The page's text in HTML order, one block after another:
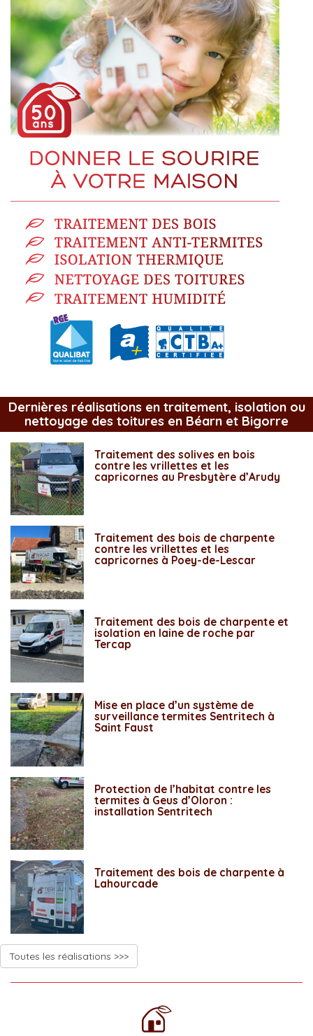
Dernières réalisations en traitement, isolation ou
nettoyage des toitures en Béarn et Bigorre
Traitement des solives en bois
contre les vrillettes et les
capricornes au Presbytère d’Arudy
Traitement des bois de charpente
contre les vrillettes et les
capricornes à Poey-de-Lescar
Traitement des bois de charpente et
isolation en laine de roche par
Tercap
Mise en place d’un système de
surveillance termites Sentritech à
Saint Faust
Protection de l’habitat contre les
termites à Geus d’Oloron :
installation Sentritech
Traitement des bois de charpente à
Lahourcade
Toutes les réalisations >>>